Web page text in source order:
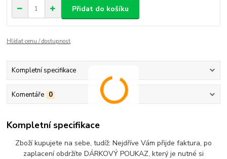
Přidat do košíku
Hlídat cenu / dostupnost
Kompletní specifikace
Komentáře 0
Kompletní specifikace
Zboží kupujete na sebe, tudíž: Nejdříve Vám přijde faktura, po
zaplacení obdržíte DÁRKOVÝ POUKAZ, který je nutné si